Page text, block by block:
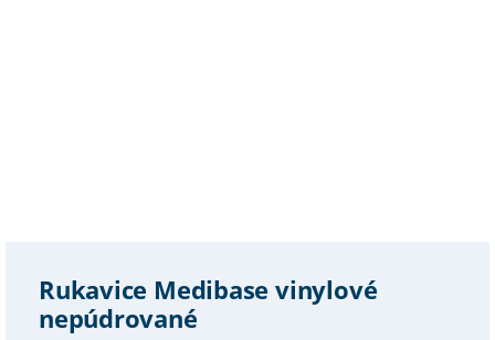
Rukavice Medibase vinylové
nepúdrované